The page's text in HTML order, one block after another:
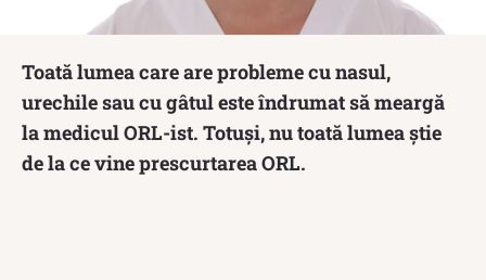
Toată lumea care are probleme cu nasul,
urechile sau cu gâtul este îndrumat să meargă
la medicul ORL-ist. Totuși, nu toată lumea știe
de la ce vine prescurtarea ORL.